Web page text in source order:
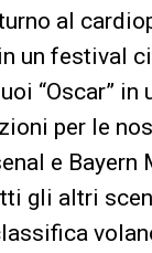
al
un festival
“Oscar”
per le
e
gli altri